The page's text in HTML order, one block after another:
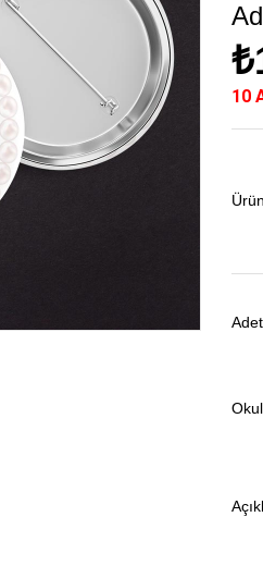
10
Adet
Okul